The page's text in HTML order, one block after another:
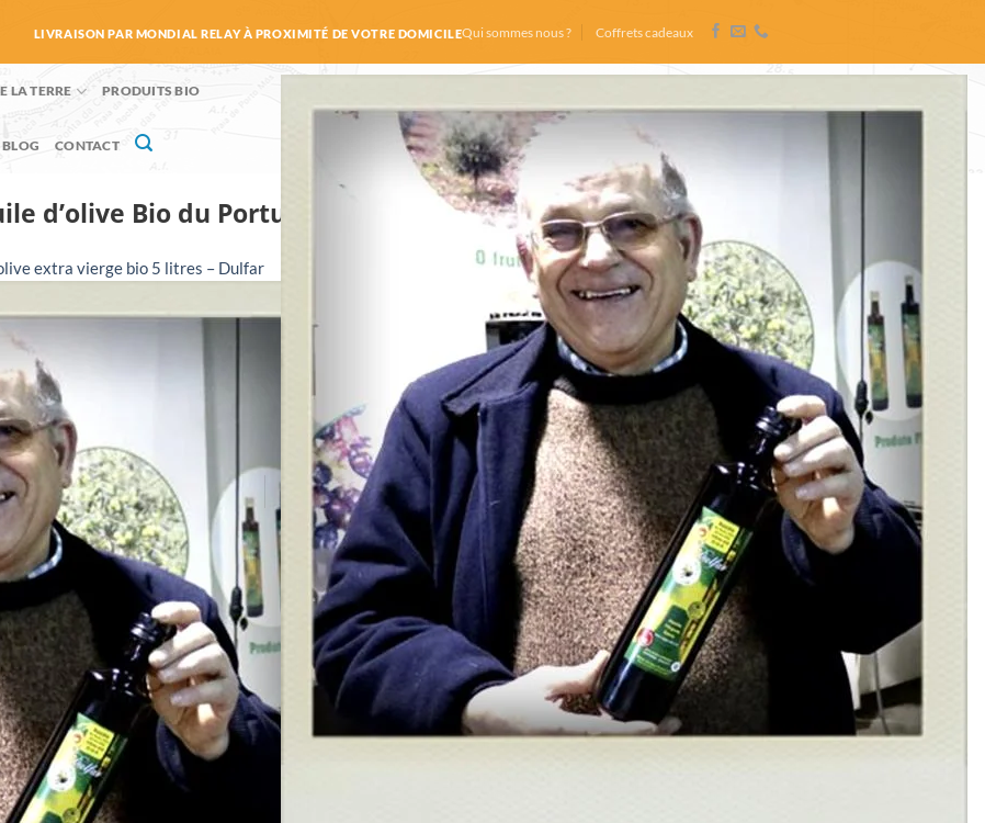
LIVRAISON PAR MONDIAL RELAY À PROXIMITÉ DE VOTRE DOMICILEQui sommes nous ? Coffrets cadeaux
LA TERRE PRODUITS BIO
BLOG CONTACT
d’olive Bio du Portugal
extra vierge bio 5 litres – Dulfar